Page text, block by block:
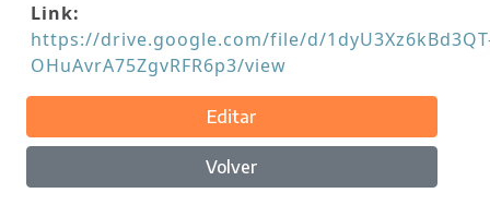
Link:
https://drive.google.com/file/d/
OHuAvrA75ZgvRFR6p3/view
Editar
Volver